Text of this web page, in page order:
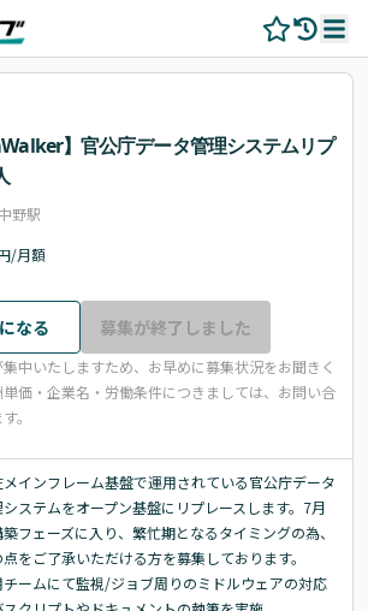
】官公庁データ管理システムリプ
野駅
/月額
なる 募集が終了しました
中いたしますため、お早めに募集状況をお聞きく
価・企業名・労働条件につきましては、お問い合
。
インフレーム基盤で運用されている官公庁データ
ステムをオープン基盤にリプレースします。7月
フェーズに入り、繁忙期となるタイミングの為、
点をご了承いただける方を募集しております。
チームにて監視/ジョブ周りのミドルウェアの対応